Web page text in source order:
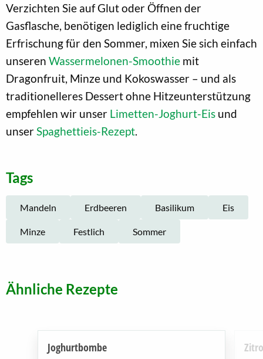
Verzichten Sie auf Glut oder Öffnen der
Gasflasche, benötigen lediglich eine fruchtige
Erfrischung für den Sommer, mixen Sie sich einfach
unseren Wassermelonen-Smoothie mit
Dragonfruit, Minze und Kokoswasser – und als
traditionelleres Dessert ohne Hitzeunterstützung
empfehlen wir unser Limetten-Joghurt-Eis und
unserSpaghettieis-Rezept.
Tags
Mandeln Erdbeeren Basilikum Eis
Minze Festlich Sommer
Ähnliche Rezepte
Joghurtbombe